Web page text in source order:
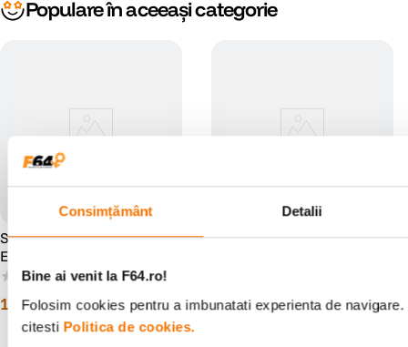
Consimțământ Detalii
Bine ai venit la F64.ro!
Folosim cookies pentru a imbunatati experienta de
citesti Politica de cookies.
Populare în aceeași categorie
Sirui TY-ST-10 Placuta cu
Eliberare Rapida
(0)
11100 lei
Sirui VP-VH10 Placuta cu
284 00 lei